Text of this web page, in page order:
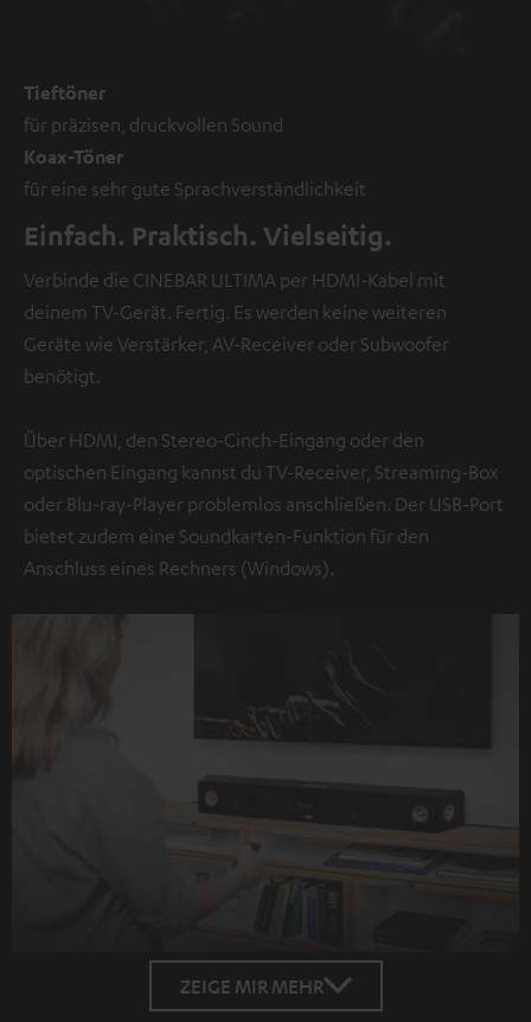
Tieftöner
für präzisen, druckvollen Sound
Koax-Töner
für eine sehr gute Sprachverständlichkeit
Einfach. Praktisch. Vielseitig.
Verbinde die CINEBAR ULTIMA per HDMI-Kabel mit
deinem TV-Gerät. Fertig. Es werden keine weiteren
Geräte wie Verstärker, AV-Receiver oder Subwoofer
benötigt.
Über HDMI, den Stereo-Cinch-Eingang oder den
optischen Eingang kannst du TV-Receiver, Streaming-Box
oder Blu-ray-Player problemlos anschließen. Der USB-Port
bietet zudem eine Soundkarten-Funktion für den
Anschluss eines Rechners (Windows).
ZEIGE MIR MEHR